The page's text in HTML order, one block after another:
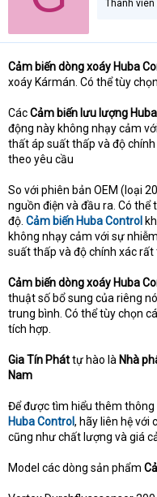
Thành viên
Cảm biến dòng xoáy Huba
xoáy Kármán. Có thể tùy
CácCảm biến lưu lượng
động này không nhạy cảm
thất áp suất thấp và độ
theo yêu cầu
So với phiên bản OEM (loại
nguồn điện và đầu ra. Có
độ. Cảm biến Huba Control
không nhạy cảm với sự
suất thấp và độ chính xác rất
Cảm biến dòng xoáy Huba
thuật số bổ sung của riêng
trung bình. Có thể tùy chọn
tích hợp.
Gia Tín Pháttự hào là Nhà
Nam
Để được tìm hiểu thêm thông
Huba Control, hãy liên hệ với
cũng như chất lượng và giá
Model các dòng sản phẩm